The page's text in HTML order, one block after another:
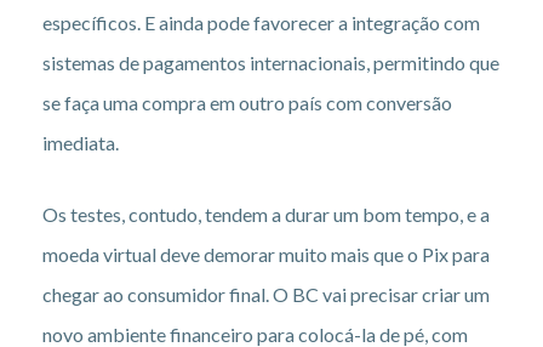
específicos. E ainda pode favorecer a integração com
sistemas de pagamentos internacionais, permitindo que
se faça uma compra em outro país com conversão
imediata.
Os testes, contudo, tendem a durar um bom tempo, e a
moeda virtual deve demorar muito mais que o Pix para
chegar ao consumidor final. O BC vai precisar criar um
novo ambiente financeiro para colocá-la de pé, com